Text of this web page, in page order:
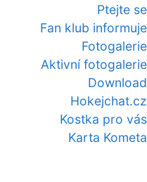
Ptejte se
Fan klub informuje
Fotogalerie
Aktivní fotogalerie
Download
Hokejchat.cz
Kostka pro vás
Karta Kometa